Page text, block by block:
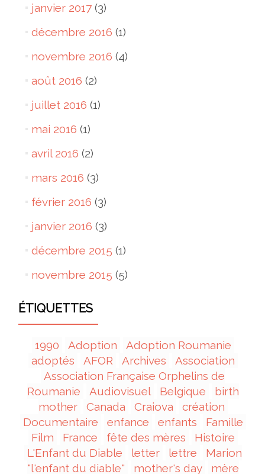
janvier 2017(3)
décembre 2016 (1)
novembre 2016 (4)
août 2016 (2)
juillet 2016 (1)
mai 2016 (1)
avril 2016 (2)
mars 2016 (3)
février 2016 (3)
janvier 2016 (3)
décembre 2015 (1)
novembre 2015 (5)
ÉTIQUETTES
1990 Adoption
Adoption Roumanie
adoptés
AFOR Archives
Association
Association Française Orphelins de
Roumanie
Audiovisuel Belgique
birth
mother
Canada Craiova
création
Documentaire
enfance enfants
Famille
Film
France fête des mères
Histoire
L'Enfant du Diable
letter lettre
Marion
"l'enfant du diable"
mother's day mère